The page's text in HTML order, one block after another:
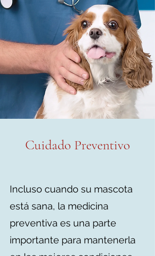
Cuidado Preventivo
Incluso cuando su mascota
está sana, la medicina
preventiva es una parte
importante para mantenerla